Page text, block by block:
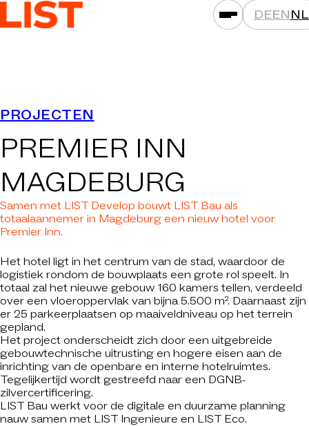
DEENNL
ASSETKLASSEN
LOCATIES
PROJECTEN
NIEUWS
MAATSCHAPPIJEN
DAT IS LIST
CARRIÈRE
CONTACT
PROJECTEN
PREMIER INN
MAGDEBURG
Samen met LIST Develop bouwt LIST Bau als
totaalaannemer in Magdeburg een nieuw hotel voor
Premier Inn.
Het hotel ligt in het centrum van de stad, waardoor de
logistiek rondom de bouwplaats een grote rol speelt. In
totaal zal het nieuwe gebouw 160 kamers tellen, verdeeld
over een vloeroppervlak van bijna 5.500 m². Daarnaast zijn
er 25 parkeerplaatsen op maaiveldniveau op het terrein
gepland.
Het project onderscheidt zich door een uitgebreide
gebouwtechnische uitrusting en hogere eisen aan de
inrichting van de openbare en interne hotelruimtes.
Tegelijkertijd wordt gestreefd naar een DGNB-
zilvercertificering.
LIST Bau werkt voor de digitale en duurzame planning
nauw samen met LIST Ingenieure en LIST Eco.